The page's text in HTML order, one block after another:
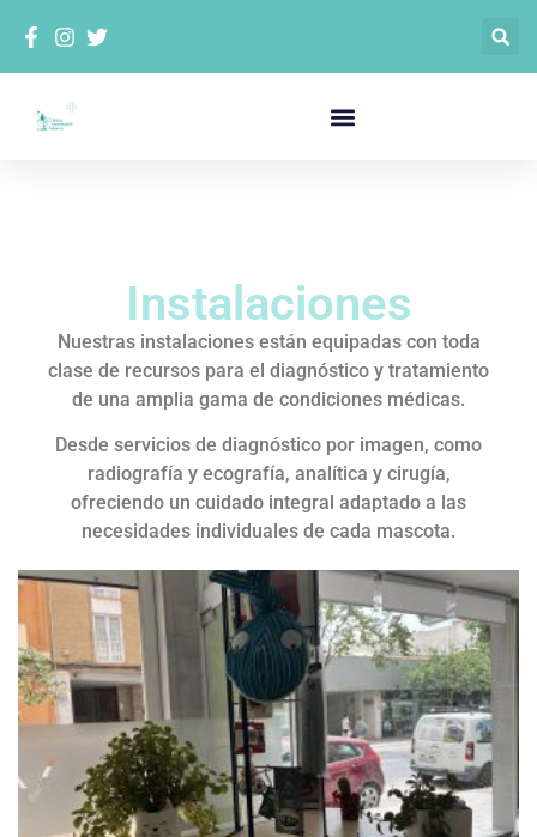
Instalaciones
Nuestras instalaciones están equipadas con toda
clase de recursos para el diagnóstico y tratamiento
de una amplia gama de condiciones médicas.
Desde servicios de diagnóstico por imagen, como
radiografía y ecografía, analítica y cirugía,
ofreciendo un cuidado integral adaptado a las
necesidades individuales de cada mascota.